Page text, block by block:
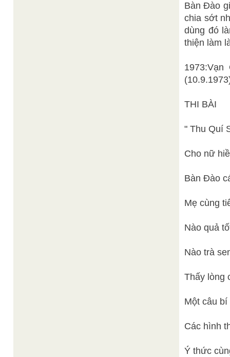
Bàn Đào
chia sớt
dùng đó
thiện làm
THI BÀI
" Thu Quí
Cho nữ
Bàn Đào
Mẹ cùng
Nào quả
Nào trà
Thấy lòng
Một câu bí
Các hình
Ý thức